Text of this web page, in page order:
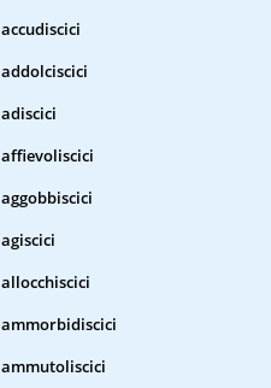
accudiscici
addolciscici
adiscici
affievoliscici
aggobbiscici
agiscici
allocchiscici
ammorbidiscici
ammutoliscici